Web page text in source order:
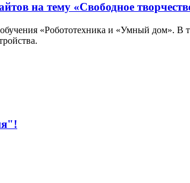
на тему «Свободное
«Робототехника и «Умный дом».